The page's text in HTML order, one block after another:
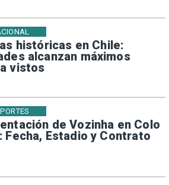
históricas en Chile:
alcanzan máximos
vistos
de Vozinha en Colo
Fecha, Estadio y Contrato